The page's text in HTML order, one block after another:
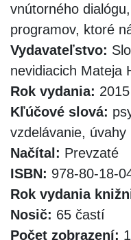
vnútorného
programov, ktoré
Vydavateľstvo:
nevidiacich Mateja
Rok vydania: 2015
Kľúčové slová:
vzdelávanie, úvahy
Načítal: Prevzaté
ISBN: 978-80-18-
Rok vydania
Nosič: 65 častí
Počet zobrazení: